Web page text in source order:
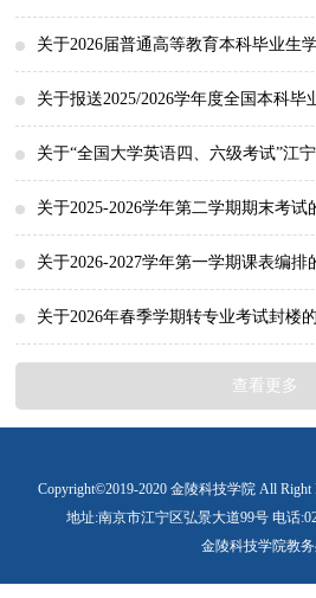
对象：专业教学计划中必修《大学外语3
日语班、各学院工程认证相关专业、单
际教育学院学生。选课内容：达到大学
生建议选择提高类拓展课程：大学外语3
生须在规定时间内自行上网完成体育选
日上午9点—2026年8月27日下午3点。2.
电脑端从教务处网页（http://
作，具体选课步骤参见教务处网站“办事
网上操作手册》。切勿用手机选课，会
考试工作的通知》（苏教考社〔2026〕8
次）全国计算机等级考试（以下简称
日举行。为做好报名及考试的组织工作
1、报名时间2026年6月25日9:00至2026
和准考证打印网址教育部教育考试院的
bm.neea.cn（公网）或https://ncre-
详见“对内通知”。
关于2026届普通高等教育本科毕业生
示
详见“对内通知”。
关于报送2025/2026学年度全国本科
息的通知
详见“对内通知”。
关于“全国大学英语四、六级考试”江
各学院（部）：2026年6月13日将在两校
四、六级考试”，该考试属国家级重大考
楼1、2、3号教学楼（原3、4、5号教学
闭用于考试。封楼时间从6月12日18时至
关于2025-2026学年第二学期期末考试
各院（部）：本学期期末考试工作定于
和幕府校区同时进行，期末考试时间地
（部）做好监考培训、巡考安排等工作
度重视考风考纪建设，形成公平、公正
风，确保教育教学质量，促进学生的健
关于2026-2027学年第一学期课表编排
一、教学执行计划任务安排1. 6月7日前
学任务安排工作。2. 6月18日前各院部专
在此时间段排课，“排课时间限制设置”
课。（参见《教学管理系统网上教师排
关于2026年春季学期转专业考试封楼
各院（部）：2026年春季学期转专业考试
理的时间和地点有教学活动安排，请提
通知到相应的老师和学生。教务处2026
查看更多
Copyright©2019-2020 金陵科技学院 All Right
地址:南京市江宁区弘景大道99号 电话
金陵科技学院教